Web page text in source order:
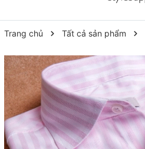
Trang chủ Tất cả sản phẩm